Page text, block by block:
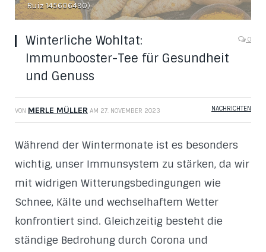
Ruiz 145606490)
Winterliche Wohltat:
Immunbooster-Tee für Gesundheit
und Genuss
0
VON MERLE MÜLLER AM 27. NOVEMBER 2023 NACHRICHTEN
Während der Wintermonate ist es besonders
wichtig, unser Immunsystem zu stärken, da wir
mit widrigen Witterungsbedingungen wie
Schnee, Kälte und wechselhaftem Wetter
konfrontiert sind. Gleichzeitig besteht die
ständige Bedrohung durch Corona und